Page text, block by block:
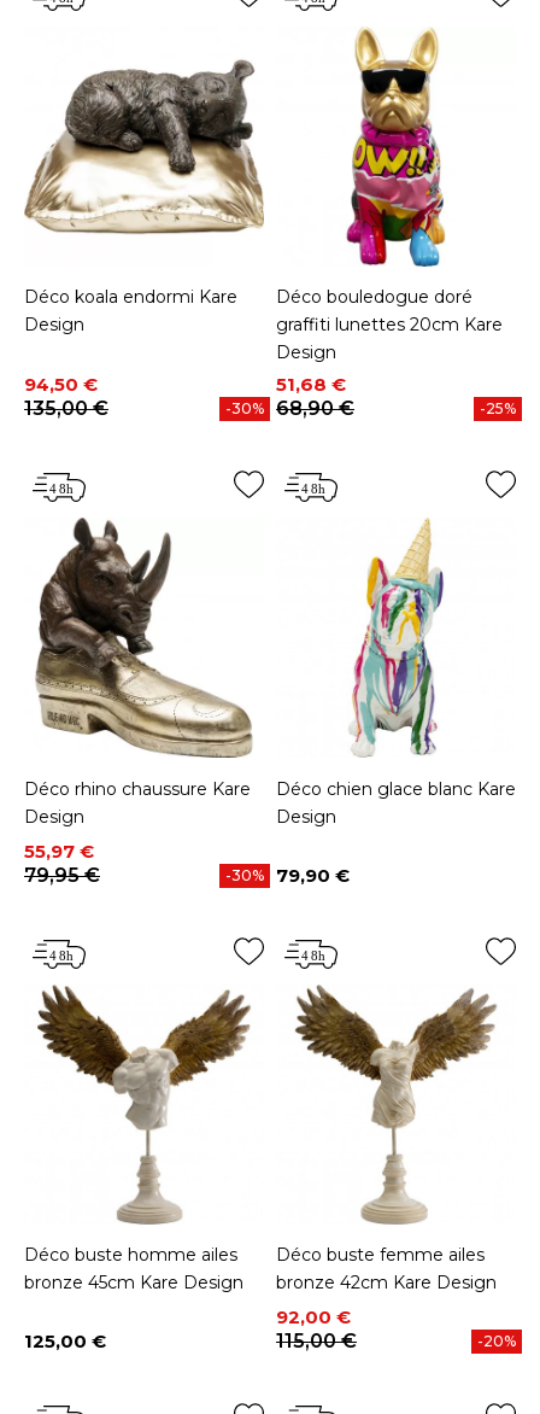
Déco koala endormi Kare
Design
Prix
94,50 €
Prix de base
135,00 €
-30%
Déco bouledogue doré
graffiti lunettes 20cm Kare
Design
Prix
51,68 €
Prix de base
68,90 €
-25%
Déco rhino chaussure Kare
Design
Prix
55,97 €
Prix de base
79,95 €
-30%
Déco chien glace blanc Kare
Design
Prix
79,90 €
Déco buste homme ailes
bronze 45cm Kare Design
Prix
125,00 €
Déco buste femme ailes
bronze 42cm Kare Design
Prix
92,00 €
Prix de base
115,00 €
-20%